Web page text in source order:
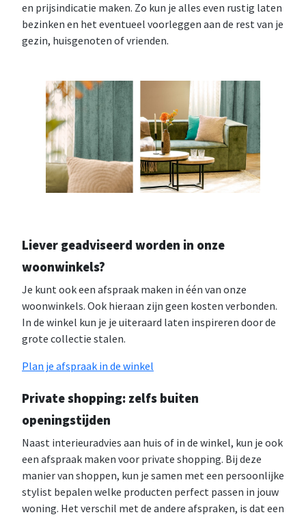
en prijsindicatie maken. Zo kun je alles even rustig laten
bezinken en het eventueel voorleggen aan de rest van je
gezin, huisgenoten of vrienden.
Liever geadviseerd worden in onze
woonwinkels?
Je kunt ook een afspraak maken in één van onze
woonwinkels. Ook hieraan zijn geen kosten verbonden.
In de winkel kun je je uiteraard laten inspireren door de
grote collectie stalen.
Plan je afspraak in de winkel
Private shopping: zelfs buiten
openingstijden
Naast interieuradvies aan huis of in de winkel, kun je ook
een afspraak maken voor private shopping. Bij deze
manier van shoppen, kun je samen met een persoonlijke
stylist bepalen welke producten perfect passen in jouw
woning. Het verschil met de andere afspraken, is dat een